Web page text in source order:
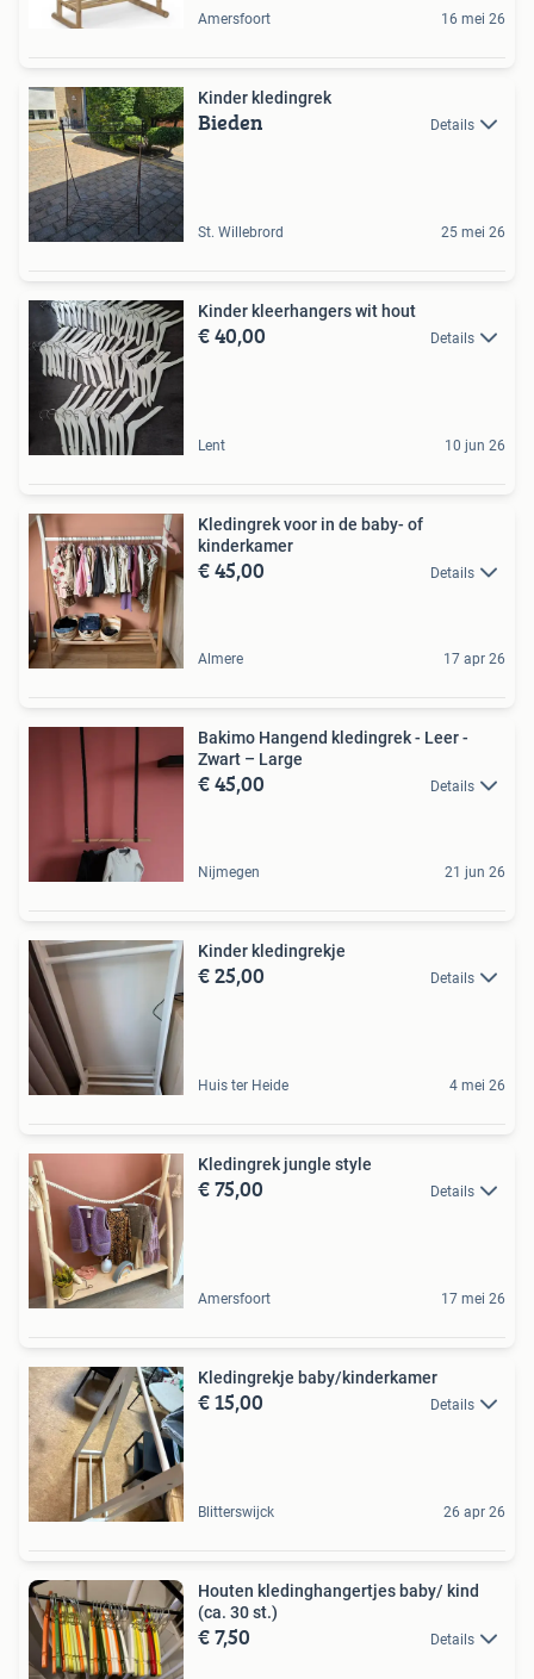
Amersfoort 16 mei 26
Kinder kledingrek
Bieden Details
St. Willebrord 25 mei 26
Kinder kleerhangers wit hout
€ 40,00 Details
Lent 10 jun 26
Kledingrek voor in de baby- of
kinderkamer
€ 45,00 Details
Almere 17 apr 26
Bakimo Hangend kledingrek - Leer -
Zwart – Large
€ 45,00 Details
Nijmegen 21 jun 26
Kinder kledingrekje
€ 25,00 Details
Huis ter Heide 4 mei 26
Kledingrek jungle style
€ 75,00 Details
Amersfoort 17 mei 26
Kledingrekje baby/kinderkamer
€ 15,00 Details
Blitterswijck 26 apr 26
Houten kledinghangertjes baby/ kind
(ca. 30 st.)
€ 7,50 Details